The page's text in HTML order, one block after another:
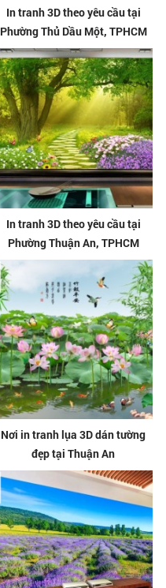
In tranh 3D theo yêu cầu tại
Phường Thủ Dầu Một, TPHCM
In tranh 3D theo yêu cầu tại
Phường Thuận An, TPHCM
Nơi in tranh lụa 3D dán tường
đẹp tại Thuận An